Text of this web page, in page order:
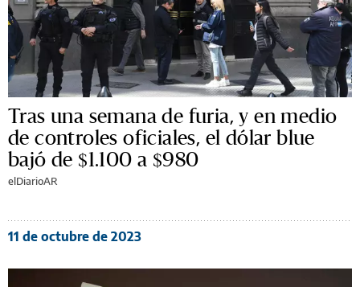
Tras una semana de furia, y en medio
de controles oficiales, el dólar blue
bajó de $1.100 a $980
elDiarioAR
11 de octubre de 2023